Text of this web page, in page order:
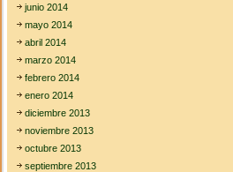
junio 2014
mayo 2014
abril 2014
marzo 2014
febrero 2014
enero 2014
diciembre 2013
noviembre 2013
octubre 2013
septiembre 2013